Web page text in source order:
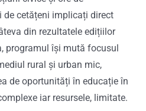
de cetățeni implicați direct
din rezultatele edițiilor
programul își mută focusul
rural și urban mic,
de oportunități în educație în
iar resursele, limitate.